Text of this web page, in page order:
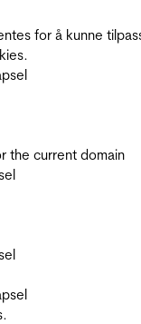
for å kunne
the current domain